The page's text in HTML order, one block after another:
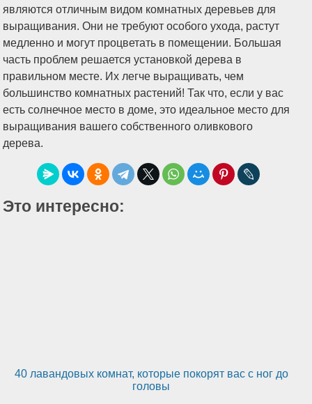
являются отличным видом комнатных деревьев для
выращивания. Они не требуют особого ухода, растут
медленно и могут процветать в помещении. Большая
часть проблем решается установкой дерева в
правильном месте. Их легче выращивать, чем
большинство комнатных растений! Так что, если у вас
есть солнечное место в доме, это идеальное место для
выращивания вашего собственного оливкового
дерева.
Это интересно:
40 лавандовых комнат, которые покорят вас с ног до
головы